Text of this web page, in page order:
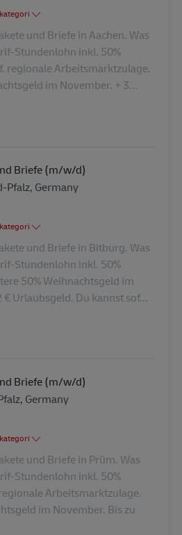
und Briefe in Aachen. Was
Stundenlohn inkl. 50%
regionale Arbeitsmarktzulage.
im November. + 3...
Briefe (m/w/d)
Pfalz, Germany
und Briefe in Bitburg. Was
Stundenlohn inkl. 50%
50% Weihnachtsgeld im
Urlaubsgeld. Du kannst sof...
Briefe (m/w/d)
Germany
und Briefe in Prüm. Was
Stundenlohn inkl. 50%
Arbeitsmarktzulage.
im November. Bis zu